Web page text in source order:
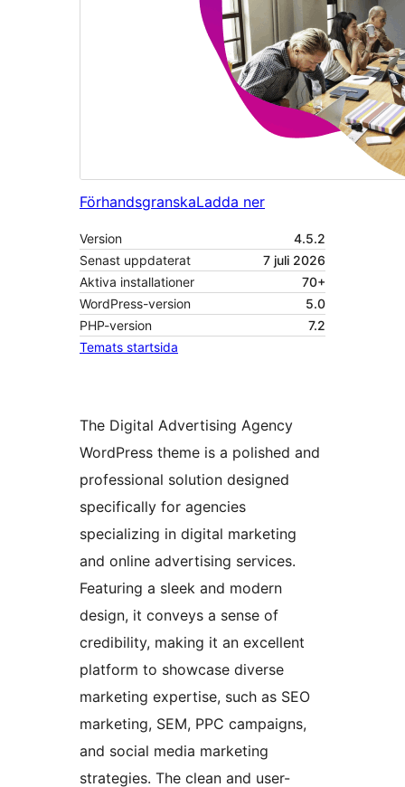
FörhandsgranskaLadda ner
Version
4.5.2
Senast uppdaterat
7 juli 2026
Aktiva installationer
70+
WordPress-version
5.0
PHP-version
7.2
Temats startsida
The Digital Advertising Agency
WordPress theme is a polished and
professional solution designed
specifically for agencies
specializing in digital marketing
and online advertising services.
Featuring a sleek and modern
design, it conveys a sense of
credibility, making it an excellent
platform to showcase diverse
marketing expertise, such as SEO
marketing, SEM, PPC campaigns,
and social media marketing
strategies. The clean and user-